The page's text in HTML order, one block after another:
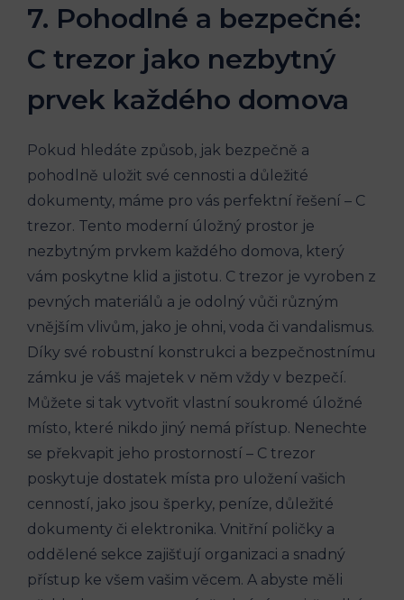
7. Pohodlné a bezpečné:
C trezor jako nezbytný
prvek každého domova
Pokud hledáte způsob, jak bezpečně a
pohodlně uložit své cennosti a důležité
dokumenty, máme pro vás perfektní řešení – C
trezor. Tento moderní úložný prostor je
nezbytným prvkem každého domova, který
vám poskytne klid a jistotu. C trezor je vyroben z
pevných materiálů a je odolný vůči různým
vnějším vlivům, jako je ohni, voda či vandalismus.
Díky své robustní konstrukci a bezpečnostnímu
zámku je váš majetek v něm vždy v bezpečí.
Můžete si tak vytvořit vlastní soukromé úložné
místo, které nikdo jiný nemá přístup. Nenechte
se překvapit jeho prostorností – C trezor
poskytuje dostatek místa pro uložení vašich
cenností, jako jsou šperky, peníze, důležité
dokumenty či elektronika. Vnitřní poličky a
oddělené sekce zajišťují organizaci a snadný
přístup ke všem vašim věcem. A abyste měli